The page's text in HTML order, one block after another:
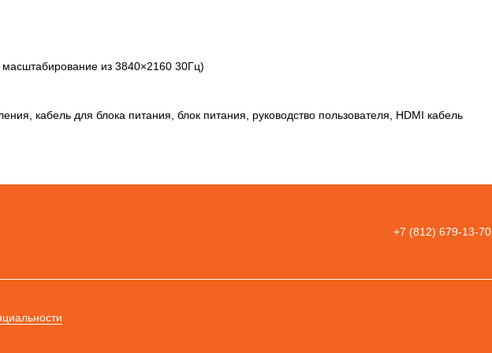
из 3840×2160 30Гц)
кабель для блока питания, блок питания, руководство пользователя, HDMI кабель
+7 (812) 679-13-70